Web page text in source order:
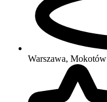
Warszawa, Mokotów